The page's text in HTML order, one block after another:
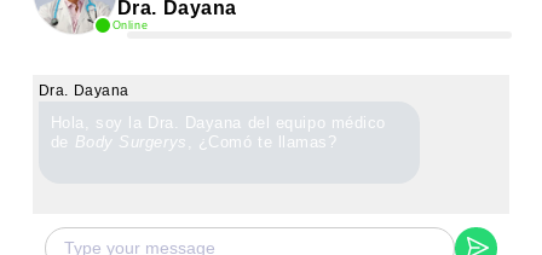
Online
Dra. Dayana
Dra. Dayana
Hola, soy la Dra. Dayana del equipo médico
de Body Surgerys , ¿Comó te llamas?